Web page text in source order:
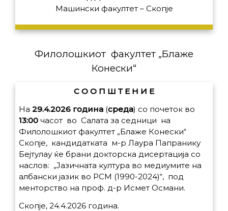
Машински факултет – Скопје
Филолошкиот факултет „Блаже
Конески“
С О О П Ш Т Е Н И Е
На 29.4.2026 година (среда) со почеток во
13:00 часот во Салата за седници на
Филолошкиот факултет „Блаже Конески“
Скопје, кандидатката м-р Лаура Папранику
Бејтулау ќе брани докторска дисертација со
наслов: „Јазичната култура во медиумите на
албански јазик во РСМ (1990-2024)“, под
менторство на проф. д-р Исмет Османи.
Скопје, 24.4.2026 година.